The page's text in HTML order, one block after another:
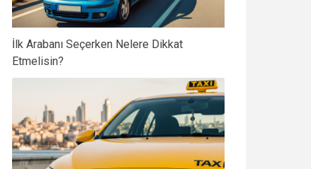
İlk Arabanı Seçerken Nelere Dikkat
Etmelisin?